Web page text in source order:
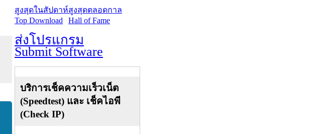
สูงสุดในสัปดาห์
Top Download
สูงสุดตลอดกาล
Hall of Fame
ส่งโปรแกรม
Submit Software
บริการเช็คความเร็วเน็ต
(Speedtest) และ เช็คไอพี
(Check IP)